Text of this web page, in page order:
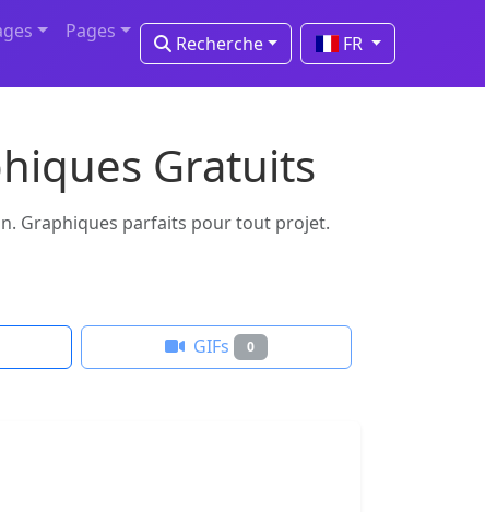
Pages
Recherche FR
Gratuits
Graphiques parfaits pour tout projet.
GIFs 0